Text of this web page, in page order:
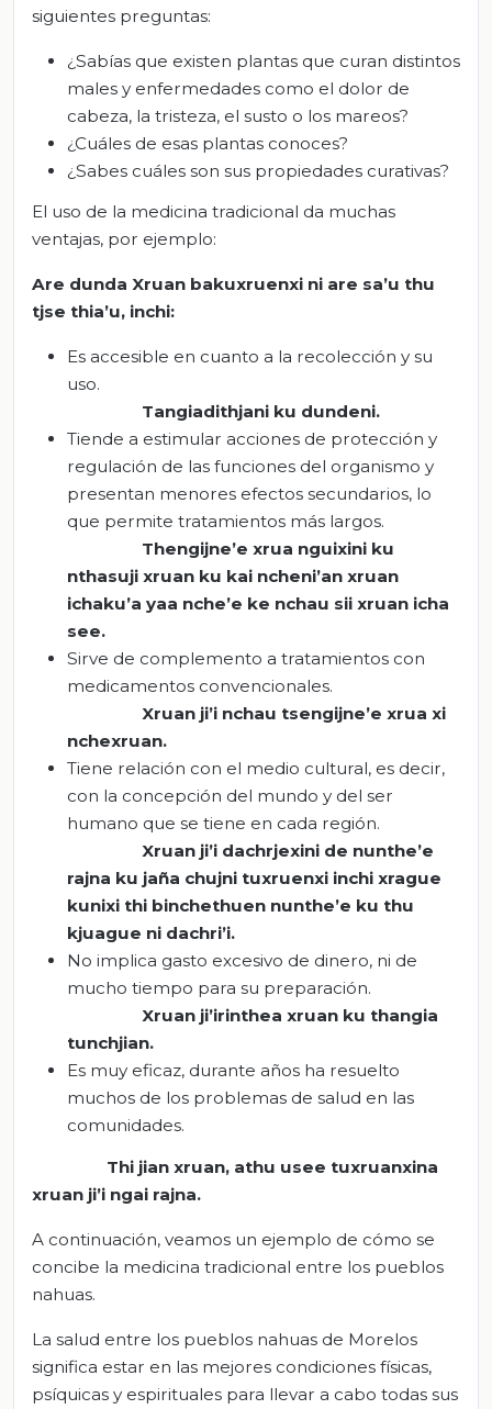
siguientes preguntas:
¿Sabías que existen plantas que curan distintos
males y enfermedades como el dolor de
cabeza, la tristeza, el susto o los mareos?
¿Cuáles de esas plantas conoces?
¿Sabes cuáles son sus propiedades curativas?
El uso de la medicina tradicional da muchas
ventajas, por ejemplo:
Are dunda Xruan bakuxruenxi ni are sa’u thu
tjse thia’u, inchi:
Es accesible en cuanto a la recolección y su
uso.
Tangiadithjani ku dundeni.
Tiende a estimular acciones de protección y
regulación de las funciones del organismo y
presentan menores efectos secundarios, lo
que permite tratamientos más largos.
Thengijne’e xrua nguixini ku
nthasuji xruan ku kai ncheni’an xruan
ichaku’a yaa nche’e ke nchau sii xruan icha
see.
Sirve de complemento a tratamientos con
medicamentos convencionales.
Xruan ji’i nchau tsengijne’e xrua xi
nchexruan.
Tiene relación con el medio cultural, es decir,
con la concepción del mundo y del ser
humano que se tiene en cada región.
Xruan ji’i dachrjexini de nunthe’e
rajna ku jaña chujni tuxruenxi inchi xrague
kunixi thi binchethuen nunthe’e ku thu
kjuague ni dachri’i.
No implica gasto excesivo de dinero, ni de
mucho tiempo para su preparación.
Xruan ji’irinthea xruan ku thangia
tunchjian.
Es muy eficaz, durante años ha resuelto
muchos de los problemas de salud en las
comunidades.
Thi jian xruan, athu usee tuxruanxina
xruan ji’i ngai rajna.
A continuación, veamos un ejemplo de cómo se
concibe la medicina tradicional entre los pueblos
nahuas.
La salud entre los pueblos nahuas de Morelos
significa estar en las mejores condiciones físicas,
psíquicas y espirituales para llevar a cabo todas sus